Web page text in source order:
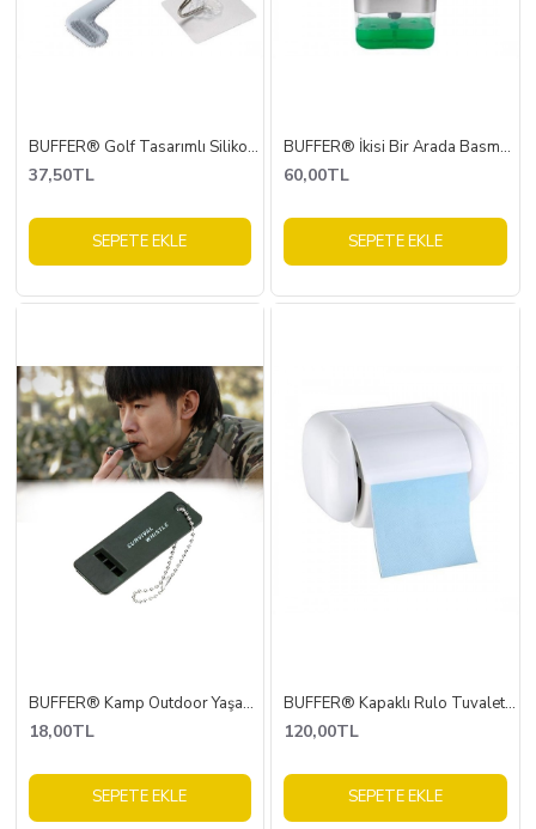
BUFFER® Golf Tasarımlı Silikon WC Klozet Mutfak Temizlik Fırçası Kanca Hediyeli
37,50TL
SEPETE EKLE
BUFFER® İkisi Bir Arada Basmalı Pratik Sıvı Sabunluk Pompası ve Bulaşık Yıkama Süngeri Haznesi
60,00TL
SEPETE EKLE
BUFFER® Kamp Outdoor Yaşam Yüksek Sesli Acil Durum Survival Plastik Düdük
18,00TL
SEPETE EKLE
BUFFER® Kapaklı Rulo Tuvalet Kağıdı Tutucu Askısı Standı Tombul Kağıtlık
120,00TL
SEPETE EKLE